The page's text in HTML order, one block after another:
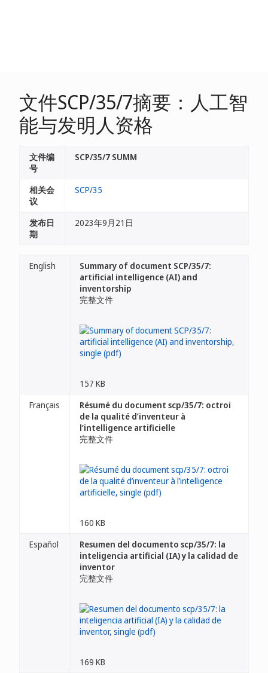
文件SCP/35/7摘要：人工智
能与发明人资格
文件编
号
SCP/35/7 SUMM
相关会
议
SCP/35
发布日
期
2023年9月21日
English
Summary of document SCP/35/7:
artificial intelligence (AI) and
inventorship
完整文件
157 KB
Français
Résumé du document scp/35/7: octroi
de la qualité d’inventeur à
l’intelligence artificielle
完整文件
160 KB
Español
Resumen del documento scp/35/7: la
inteligencia artificial (IA) y la calidad de
inventor
完整文件
169 KB